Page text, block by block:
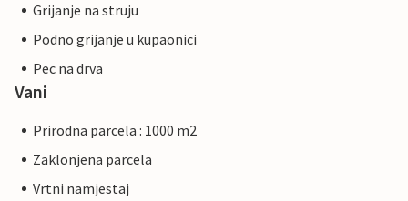
Grijanje na struju
Podno grijanje u kupaonici
Pec na drva
Vani
Prirodna parcela : 1000 m2
Zaklonjena parcela
Vrtni namjestaj